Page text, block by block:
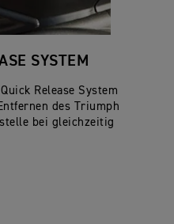
SYSTEM
Release System
des Triumph
bei gleichzeitig